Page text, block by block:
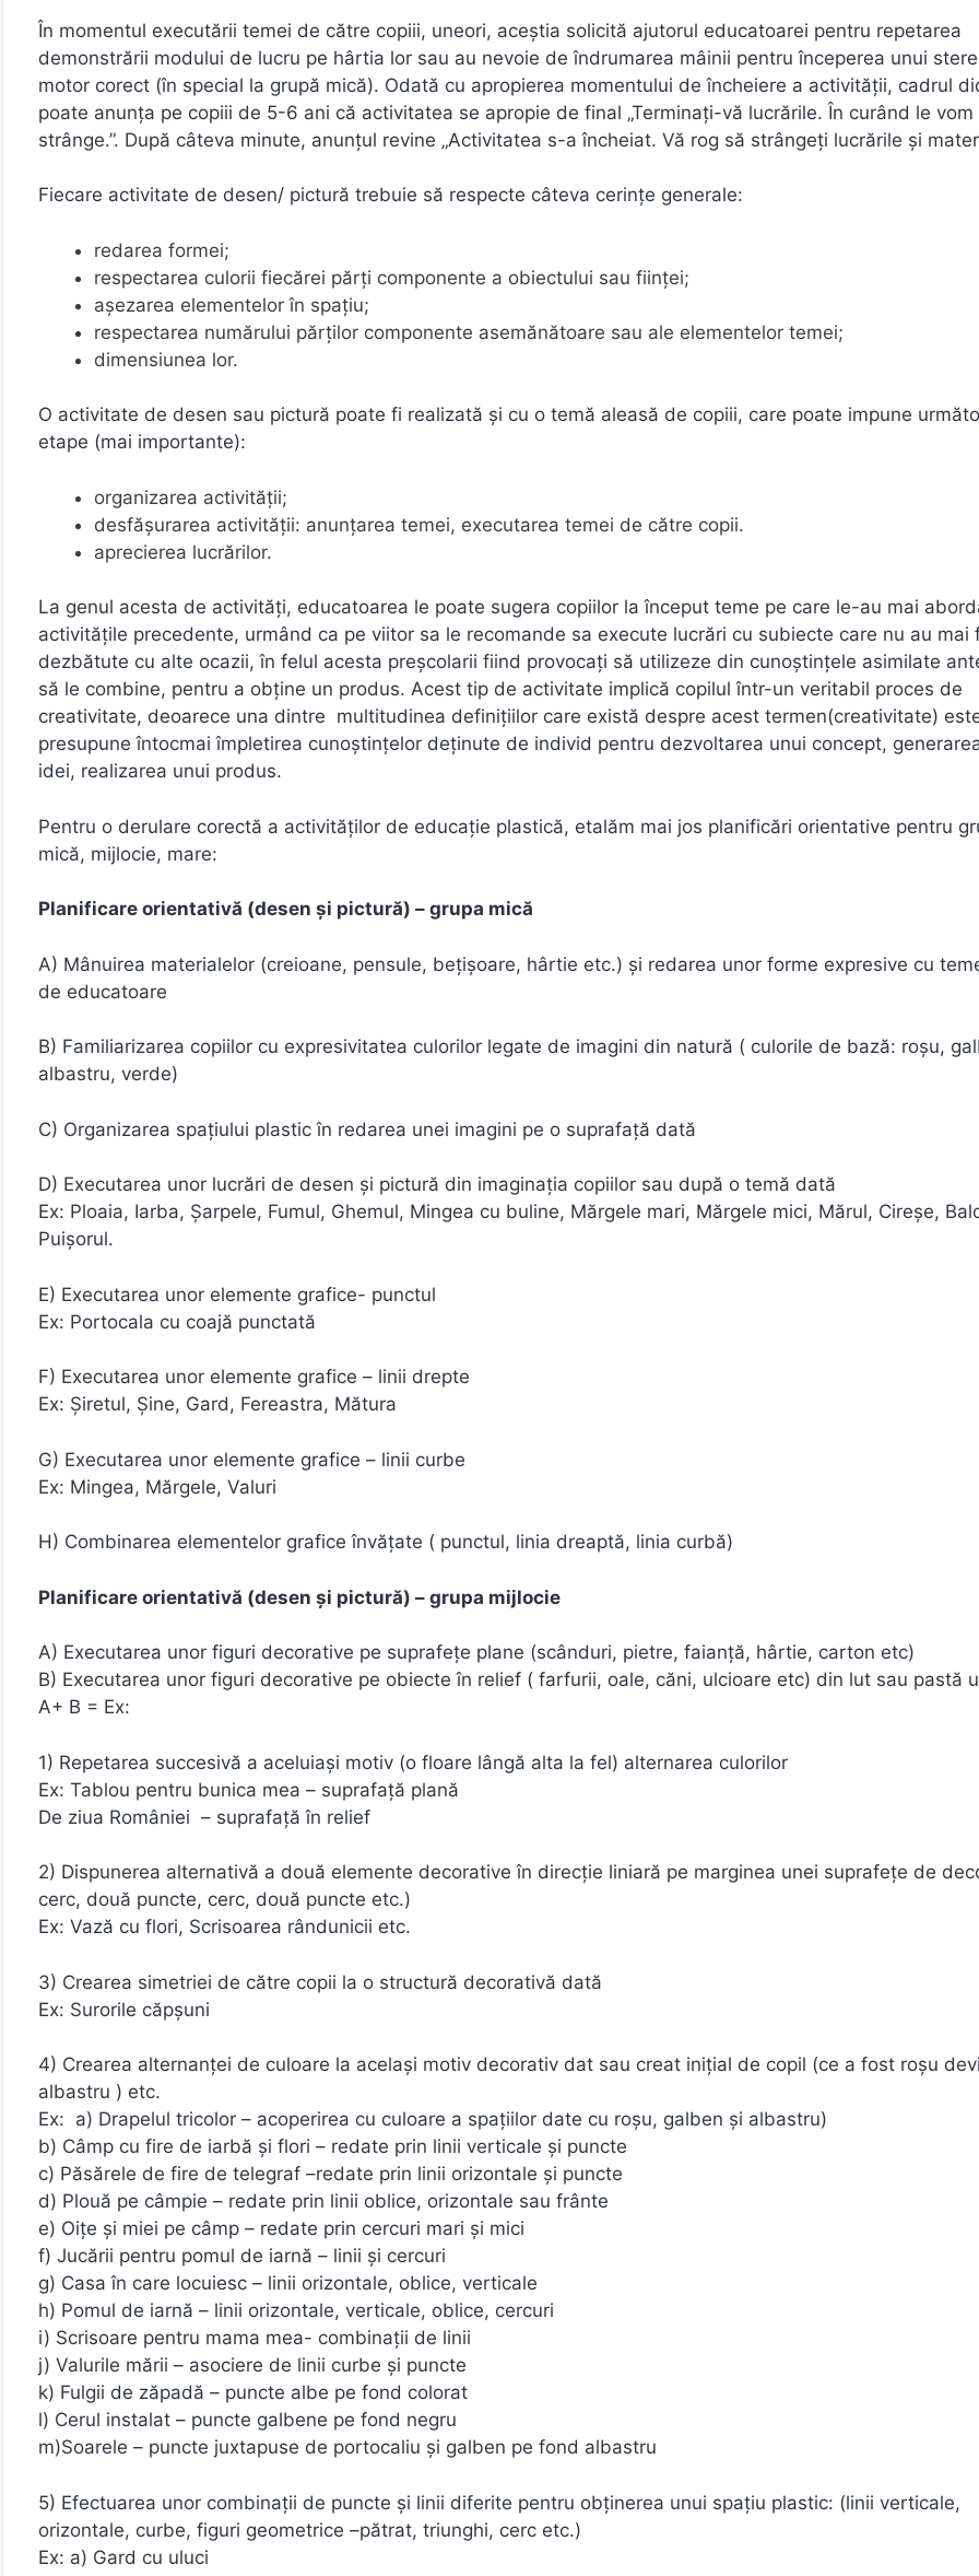
În momentul executării temei de către copiii, uneori, aceștia solicită ajutorul educatoarei pentru repetarea
demonstrării modului de lucru pe hârtia lor sau au nevoie de îndrumarea mâinii pentru începerea unui
motor corect (în special la grupă mică). Odată cu apropierea momentului de încheiere a activității, cadrul
poate anunța pe copiii de 5-6 ani că activitatea se apropie de final „Terminați-vă lucrările. În curând le vom
strânge.”. După câteva minute, anunțul revine „Activitatea s-a încheiat. Vă rog să strângeți lucrările și
Fiecare activitate de desen/ pictură trebuie să respecte câteva cerințe generale:
redarea formei;
respectarea culorii fiecărei părți componente a obiectului sau ființei;
așezarea elementelor în spațiu;
respectarea numărului părților componente asemănătoare sau ale elementelor temei;
dimensiunea lor.
O activitate de desen sau pictură poate fi realizată și cu o temă aleasă de copiii, care poate impune
etape (mai importante):
organizarea activității;
desfășurarea activității: anunțarea temei, executarea temei de către copii.
aprecierea lucrărilor.
La genul acesta de activități, educatoarea le poate sugera copiilor la început teme pe care le-au mai
activitățile precedente, urmând ca pe viitor sa le recomande sa execute lucrări cu subiecte care nu au mai
dezbătute cu alte ocazii, în felul acesta preșcolarii fiind provocați să utilizeze din cunoștințele asimilate
să le combine, pentru a obține un produs. Acest tip de activitate implică copilul într-un veritabil proces de
creativitate, deoarece una dintre multitudinea definițiilor care există despre acest termen(creativitate)
presupune întocmai împletirea cunoștințelor deținute de individ pentru dezvoltarea unui concept,
idei, realizarea unui produs.
Pentru o derulare corectă a activităților de educație plastică, etalăm mai jos planificări orientative pentru
mică, mijlocie, mare:
Planificare orientativă (desen și pictură) – grupa mică
A) Mânuirea materialelor (creioane, pensule, bețișoare, hârtie etc.) și redarea unor forme expresive cu
de educatoare
B) Familiarizarea copiilor cu expresivitatea culorilor legate de imagini din natură ( culorile de bază: roșu,
albastru, verde)
C) Organizarea spațiului plastic în redarea unei imagini pe o suprafață dată
D) Executarea unor lucrări de desen și pictură din imaginația copiilor sau după o temă dată
Ex: Ploaia, Iarba, Șarpele, Fumul, Ghemul, Mingea cu buline, Mărgele mari, Mărgele mici, Mărul, Cireșe,
Puișorul.
E) Executarea unor elemente grafice- punctul
Ex: Portocala cu coajă punctată
F) Executarea unor elemente grafice – linii drepte
Ex: Șiretul, Șine, Gard, Fereastra, Mătura
G) Executarea unor elemente grafice – linii curbe
Ex: Mingea, Mărgele, Valuri
H) Combinarea elementelor grafice învățate ( punctul, linia dreaptă, linia curbă)
Planificare orientativă (desen și pictură) – grupa mijlocie
A) Executarea unor figuri decorative pe suprafețe plane (scânduri, pietre, faianță, hârtie, carton etc)
B) Executarea unor figuri decorative pe obiecte în relief ( farfurii, oale, căni, ulcioare etc) din lut sau pastă
A+ B = Ex:
1) Repetarea succesivă a aceluiași motiv (o floare lângă alta la fel) alternarea culorilor
Ex: Tablou pentru bunica mea – suprafață plană
De ziua României – suprafață în relief
2) Dispunerea alternativă a două elemente decorative în direcție liniară pe marginea unei suprafețe de
cerc, două puncte, cerc, două puncte etc.)
Ex: Vază cu flori, Scrisoarea rândunicii etc.
3) Crearea simetriei de către copii la o structură decorativă dată
Ex: Surorile căpșuni
4) Crearea alternanței de culoare la același motiv decorativ dat sau creat inițial de copil (ce a fost roșu
albastru ) etc.
Ex: a) Drapelul tricolor – acoperirea cu culoare a spațiilor date cu roșu, galben și albastru)
b) Câmp cu fire de iarbă și flori – redate prin linii verticale și puncte
c) Păsărele de fire de telegraf –redate prin linii orizontale și puncte
d) Plouă pe câmpie – redate prin linii oblice, orizontale sau frânte
e) Oițe și miei pe câmp – redate prin cercuri mari și mici
f) Jucării pentru pomul de iarnă – linii și cercuri
g) Casa în care locuiesc – linii orizontale, oblice, verticale
h) Pomul de iarnă – linii orizontale, verticale, oblice, cercuri
i) Scrisoare pentru mama mea- combinații de linii
j) Valurile mării – asociere de linii curbe și puncte
k) Fulgii de zăpadă – puncte albe pe fond colorat
l) Cerul instalat – puncte galbene pe fond negru
m)Soarele – puncte juxtapuse de portocaliu și galben pe fond albastru
5) Efectuarea unor combinații de puncte și linii diferite pentru obținerea unui spațiu plastic: (linii verticale,
orizontale, curbe, figuri geometrice –pătrat, triunghi, cerc etc.)
Ex: a) Gard cu uluci